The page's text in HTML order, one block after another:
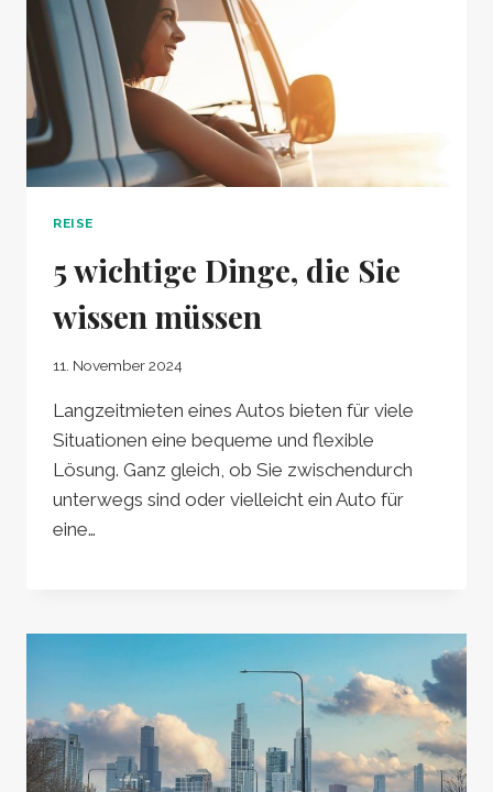
REISE
5 wichtige Dinge, die Sie
wissen müssen
11. November 2024
Langzeitmieten eines Autos bieten für viele
Situationen eine bequeme und flexible
Lösung. Ganz gleich, ob Sie zwischendurch
unterwegs sind oder vielleicht ein Auto für
eine…